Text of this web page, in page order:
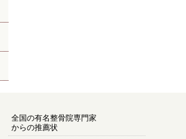
全国の有名整骨院専門家
からの推薦状